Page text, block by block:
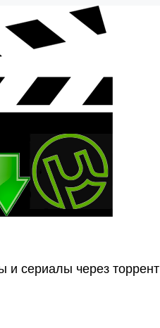
и сериалы через торрент